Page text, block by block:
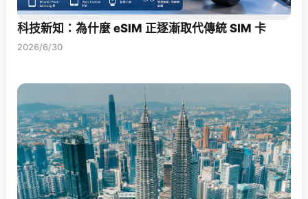
科技新知：為什麼 eSIM 正逐漸取代傳統 SIM 卡
2026/6/30